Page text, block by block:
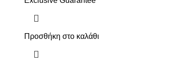
Προσθήκη στο καλάθι